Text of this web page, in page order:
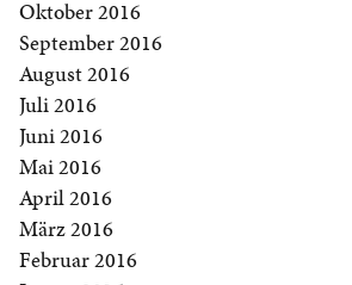
Oktober 2016
September 2016
August 2016
Juli 2016
Juni 2016
Mai 2016
April 2016
März 2016
Februar 2016